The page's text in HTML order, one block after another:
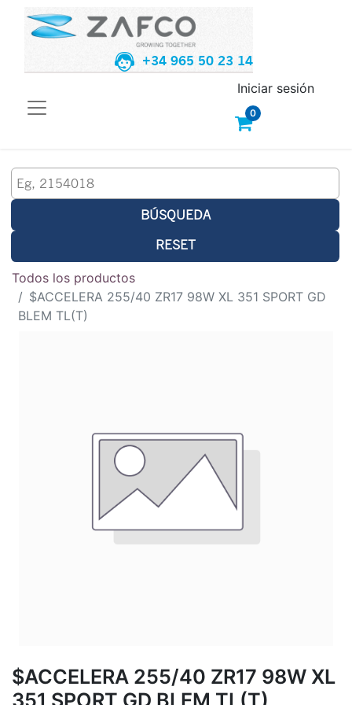
+34 965 50 23 14
0
Iniciar sesión
BÚSQUEDA
RESET
Todos los productos
$ACCELERA 255/40 ZR17 98W XL 351 SPORT GD
BLEM TL(T)
$ACCELERA 255/40 ZR17 98W XL
351 SPORT GD BLEM TL(T)